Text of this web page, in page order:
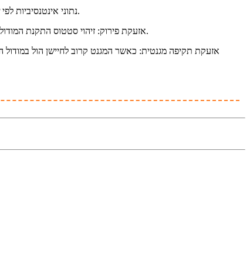
נתוני אינטנסיביות לפי שעה: קח 00:00 בכל יום כשעת התחלה, אסוף תוספת דופק בכל שעה, ותקופת הדיווח היא מחזור, ושמור את נתוני האינטנסיביות לפי שעה בתוך התקופה.
אזעקת פירוק: זיהוי סטטוס התקנת המודול בכל שנייה, אם הסטטוס משתנה, תופק אזעקת פירוק היסטורית. האזעקה תבוטל רק לאחר שמודול התקשורת והפלטפורמה יתקשרו בהצלחה פעם אחת.
אזעקת תקיפה מגנטית: כאשר המגנט קרוב לחיישן הול